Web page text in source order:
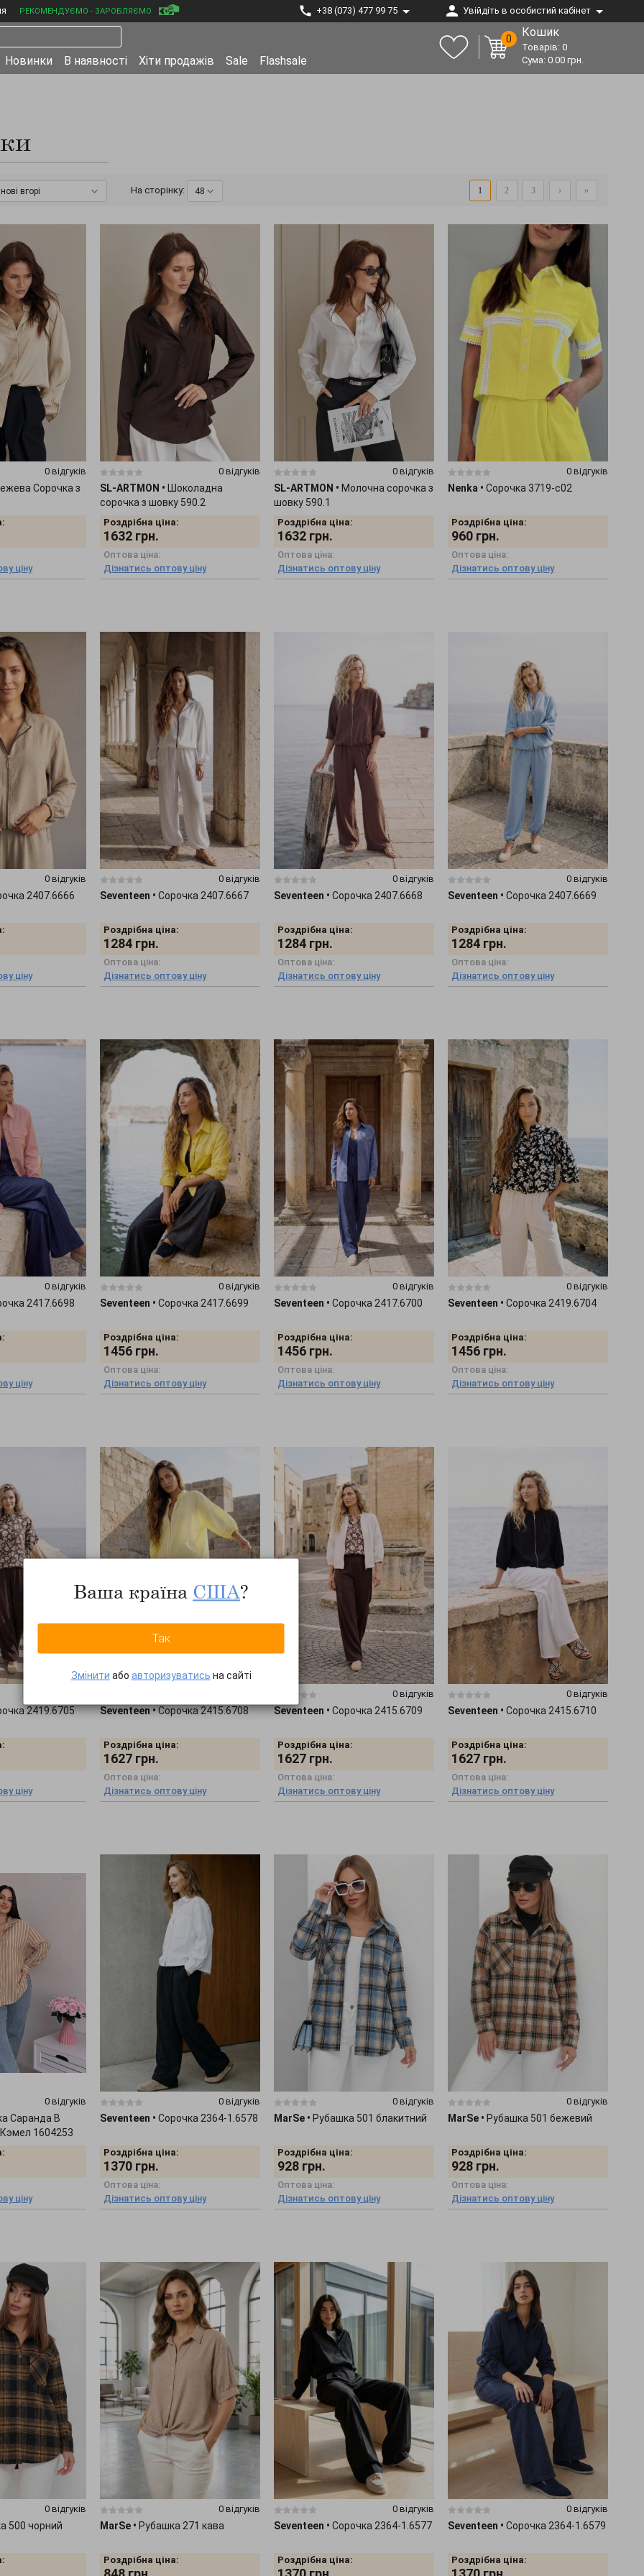
РЕКОМЕНДУЄМО - ЗАРОБЛЯЄМО +38 (073) 477 99 75 Увійдіть в особистий кабінет
Новинки В наявності Хіти продажів Sale Flashsale
0 Кошик
Товарів: 0
Сума: 0.00 грн.
нові вгорі На сторінку: 48 1 2 3 › »
0 відгуків
Сорочка з
ціну
0 відгуків
SL-ARTMON •
Шоколадна
сорочка з шовку 590.2
Роздрібна ціна:
1632 грн.
Оптова ціна:
Дізнатись оптову ціну
0 відгуків
SL-ARTMON • Молочна сорочка з
шовку 590.1
Роздрібна ціна:
1632 грн.
Оптова ціна:
Дізнатись оптову ціну
0 відгуків
Nenka • Сорочка 3719-c02
Роздрібна ціна:
960 грн.
Оптова ціна:
Дізнатись оптову ціну
0 відгуків
2407.6666
ціну
0 відгуків
Seventeen • Сорочка 2407.6667
Роздрібна ціна:
1284 грн.
Оптова ціна:
Дізнатись оптову ціну
0 відгуків
Seventeen • Сорочка 2407.6668
Роздрібна ціна:
1284 грн.
Оптова ціна:
Дізнатись оптову ціну
0 відгуків
Seventeen • Сорочка 2407.6669
Роздрібна ціна:
1284 грн.
Оптова ціна:
Дізнатись оптову ціну
0 відгуків
2417.6698
ціну
0 відгуків
Seventeen • Сорочка 2417.6699
Роздрібна ціна:
1456 грн.
Оптова ціна:
Дізнатись оптову ціну
0 відгуків
Seventeen • Сорочка 2417.6700
Роздрібна ціна:
1456 грн.
Оптова ціна:
Дізнатись оптову ціну
0 відгуків
Seventeen • Сорочка 2419.6704
Роздрібна ціна:
1456 грн.
Оптова ціна:
Дізнатись оптову ціну
2419.6705
ціну
Seventeen•Сорочка 2415.6708
Роздрібна ціна:
1627 грн.
Оптова ціна:
Дізнатись оптову ціну
0 відгуків
Seventeen • Сорочка 2415.6709
Роздрібна ціна:
1627 грн.
Оптова ціна:
Дізнатись оптову ціну
0 відгуків
Seventeen • Сорочка 2415.6710
Роздрібна ціна:
1627 грн.
Оптова ціна:
Дізнатись оптову ціну
0 відгуків
Саранда В
1604253
ціну
0 відгуків
Seventeen • Сорочка 2364-1.6578
Роздрібна ціна:
1370 грн.
Оптова ціна:
Дізнатись оптову ціну
0 відгуків
MarSe • Рубашка 501 блакитний
Роздрібна ціна:
928 грн.
Оптова ціна:
Дізнатись оптову ціну
0 відгуків
MarSe • Рубашка 501 бежевий
Роздрібна ціна:
928 грн.
Оптова ціна:
Дізнатись оптову ціну
0 відгуків
500 чорний
0 відгуків
MarSe • Рубашка 271 кава
Роздрібна ціна:
0 відгуків
Seventeen • Сорочка 2364-1.6577
Роздрібна ціна:
0 відгуків
Seventeen • Сорочка 2364-1.6579
Роздрібна ціна:
Ваша країна США?
Так
Змінити або авторизуватись на сайті